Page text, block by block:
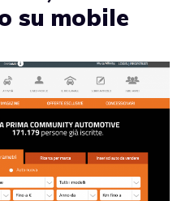
su mobile